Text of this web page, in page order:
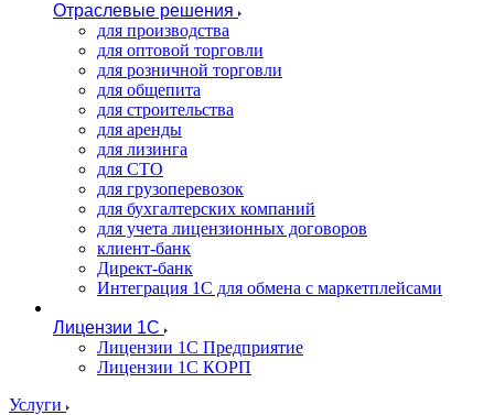
Отраслевые решения
для производства
для оптовой торговли
для розничной торговли
для общепита
для строительства
для аренды
для лизинга
для СТО
для грузоперевозок
для бухгалтерских компаний
для учета лицензионных договоров
клиент-банк
Директ-банк
Интеграция 1C для обмена с маркетплейсами
Лицензии 1С
Лицензии 1С Предприятие
Лицензии 1С КОРП
Услуги